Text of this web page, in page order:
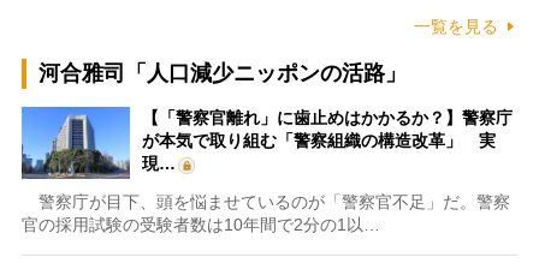
一覧を見る
河合雅司「人口減少ニッポンの活路」
【「警察官離れ」に歯止めはかかるか？】警察庁
が本気で取り組む「警察組織の構造改革」 実
現…
警察庁が目下、頭を悩ませているのが「警察官不足」だ。警察
官の採用試験の受験者数は10年間で2分の1以…